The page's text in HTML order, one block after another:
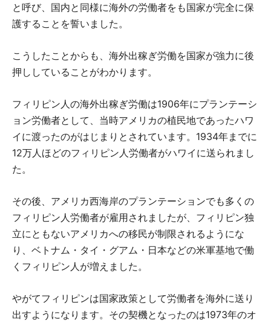
と呼び、国内と同様に海外の労働者をも国家が完全に保
護することを誓いました。
こうしたことからも、海外出稼ぎ労働を国家が強力に後
押ししていることがわかります。
フィリピン人の海外出稼ぎ労働は1906年にプランテーシ
ョン労働者として、当時アメリカの植民地であったハワ
イに渡ったのがはじまりとされています。1934年までに
12万人ほどのフィリピン人労働者がハワイに送られまし
た。
その後、アメリカ西海岸のプランテーションでも多くの
フィリピン人労働者が雇用されましたが、フィリピン独
立にともないアメリカへの移民が制限されるようにな
り、ベトナム・タイ・グアム・日本などの米軍基地で働
くフィリピン人が増えました。
やがてフィリピンは国家政策として労働者を海外に送り
出すようになります。その契機となったのは1973年のオ